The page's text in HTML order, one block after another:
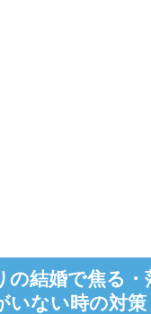
の結婚で焦る・
いない時の対策